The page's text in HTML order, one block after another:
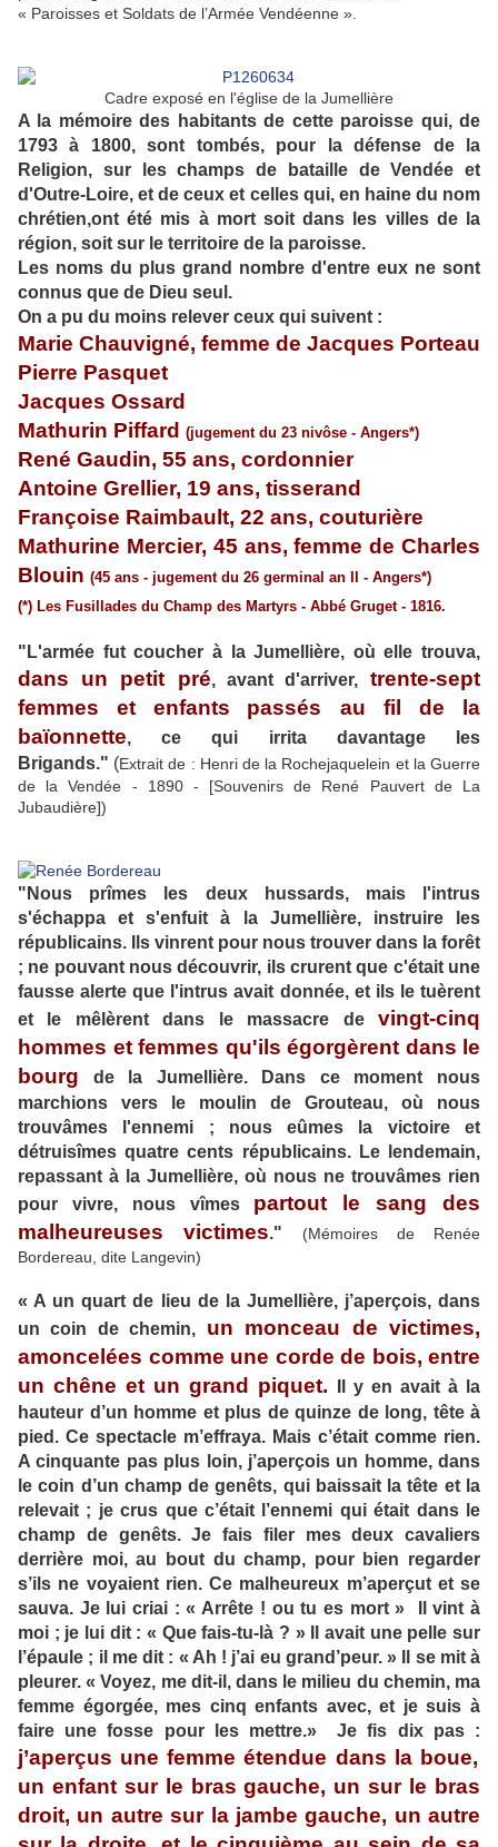
« Paroisses et Soldats de l’Armée Vendéenne ».
Cadre exposé en l'église de la Jumellière
A la mémoire des habitants de cette paroisse qui, de
1793 à 1800, sont tombés, pour la défense de la
Religion, sur les champs de bataille de Vendée et
d'Outre-Loire, et de ceux et celles qui, en haine du nom
chrétien,ont été mis à mort soit dans les villes de la
région, soit sur le territoire de la paroisse.
Les noms du plus grand nombre d'entre eux ne sont
connus que de Dieu seul.
On a pu du moins relever ceux qui suivent :
Marie Chauvigné, femme de Jacques Porteau
Pierre Pasquet
Jacques Ossard
Mathurin Piffard (jugement du 23 nivôse - Angers*)
René Gaudin, 55 ans, cordonnier
Antoine Grellier, 19 ans, tisserand
Françoise Raimbault, 22 ans, couturière
Mathurine Mercier, 45 ans, femme de Charles
Blouin (45 ans - jugement du 26 germinal an II - Angers*)
(*) Les Fusillades du Champ des Martyrs - Abbé Gruget - 1816.
"L'armée fut coucher à la Jumellière, où elle trouva,
dans un petit pré, avant d'arriver,trente-sept
femmes et enfants
passés au fil de la
baïonnette, ce qui irrita davantage les
Brigands." (Extrait de : Henri de la Rochejaquelein et la Guerre
de la Vendée - 1890 - [Souvenirs de René Pauvert de La
Jubaudière])
"Nous prîmes les deux hussards, mais l'intrus
s'échappa et s'enfuit à la Jumellière, instruire les
républicains. Ils vinrent pour nous trouver dans la forêt
; ne pouvant nous découvrir, ils crurent que c'était une
fausse alerte que l'intrus avait donnée, et ils le tuèrent
et le mêlèrent dans le massacre de vingt-cinq
hommes et femmes qu'ils égorgèrent dans le
bourg de la Jumellière. Dans ce moment nous
marchions vers le moulin de Grouteau, où nous
trouvâmes l'ennemi ; nous eûmes la victoire et
détruisîmes quatre cents républicains. Le lendemain,
repassant à la Jumellière, où nous ne trouvâmes rien
pour vivre, nous vîmes partout le sang des
malheureuses victimes." (Mémoires de Renée
Bordereau, dite Langevin)
« A un quart de lieu de la Jumellière, j’aperçois, dans
un coin de chemin, un monceau de victimes,
amoncelées comme une corde de bois, entre
un chêne et un grand piquet. Il y en avait à la
hauteur d’un homme et plus de quinze de long, tête à
pied. Ce spectacle m’effraya. Mais c’était comme rien.
A cinquante pas plus loin, j’aperçois un homme, dans
le coin d’un champ de genêts, qui baissait la tête et la
relevait ; je crus que c’était l’ennemi qui était dans le
champ de genêts. Je fais filer mes deux cavaliers
derrière moi, au bout du champ, pour bien regarder
s’ils ne voyaient rien. Ce malheureux m’aperçut et se
sauva. Je lui criai : « Arrête ! ou tu es mort » Il vint à
moi ; je lui dit : « Que fais-tu-là ? » Il avait une pelle sur
l’épaule ; il me dit : « Ah ! j’ai eu grand’peur. » Il se mit à
pleurer. « Voyez, me dit-il, dans le milieu du chemin, ma
femme égorgée, mes cinq enfants avec, et je suis à
faire une fosse pour les mettre.» Je fis dix pas :
j’aperçus une femme étendue dans la boue,
un enfant sur le bras gauche, un sur le bras
droit, un autre sur la jambe gauche, un autre